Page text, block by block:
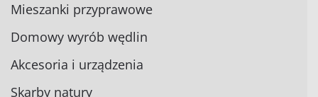
Mieszanki przyprawowe
Domowy wyrób wędlin
Akcesoria i urządzenia
Skarby natury